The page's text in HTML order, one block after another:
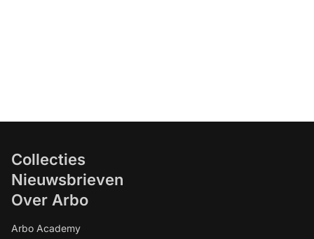
Collecties
Nieuwsbrieven
Over Arbo
Arbo Academy